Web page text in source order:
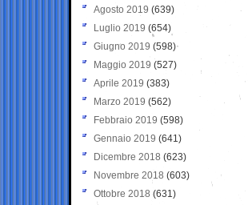
Agosto 2019 (639)
Luglio 2019 (654)
Giugno 2019 (598)
Maggio 2019 (527)
Aprile 2019 (383)
Marzo 2019 (562)
Febbraio 2019 (598)
Gennaio 2019 (641)
Dicembre 2018 (623)
Novembre 2018 (603)
Ottobre 2018 (631)